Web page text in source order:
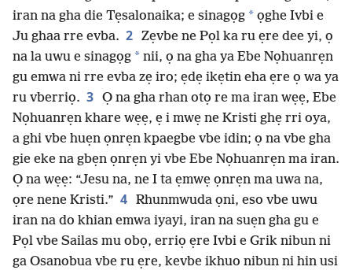
iran na gha die Tẹsalonaika; e sinagọg * ọghe Ivbi e
Ju ghaa rre evba. 2 Zẹvbe ne Pọl ka ru ẹre dee yi, ọ
na la uwu e sinagọg * nii, ọ na gha ya Ebe Nọhuanrẹn
gu emwa ni rre evba zẹ iro; ẹdẹ ikẹtin eha ẹre ọ wa ya
ru vberriọ. 3 Ọ na gha rhan otọ re ma iran wẹẹ, Ebe
Nọhuanrẹn khare wẹẹ, ẹ i mwẹ ne Kristi ghẹ rri oya,
a ghi vbe huẹn ọnrẹn kpaegbe vbe idin; ọ na vbe gha
gie eke na gbẹn ọnrẹn yi vbe Ebe Nọhuanrẹn ma iran.
Ọ na wẹẹ: “Jesu na, ne I ta ẹmwẹ ọnrẹn ma uwa na,
ọre nene Kristi.” 4 Rhunmwuda ọni, eso vbe uwu
iran na do khian emwa iyayi, iran na suẹn gha gu e
Pọl vbe Sailas mu obọ, erriọ ẹre Ivbi e Grik nibun ni
ga Osanobua vbe ru ẹre, kevbe ikhuo nibun ni hin usi